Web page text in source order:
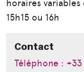
horaires variables
15h15 ou 16h
Contact
Téléphone :